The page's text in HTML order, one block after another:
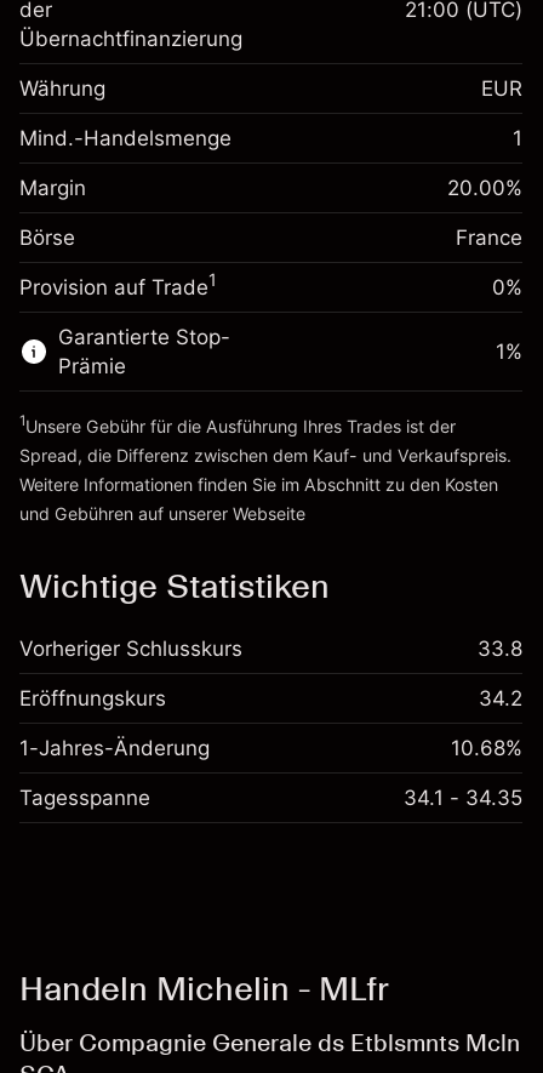
Anpassung der
Übernachtfinanzierung
Gebühren aus
Positionswert
-0.017307
%
Positionsgröße mit Hebelwirkung
~€5,000.00
Geld aus Hebelwirkung ~
Zur Plattform
Margin. Ihre Investition
Anpassung der
Übernachtfinanzierung
fremdfinanzierten
Positionswert
-0.004915
%
(-€0.25)
Positionsgröße mit Hebelwirkung
~€5,000.00
Geld aus Hebelwirkung ~
Zur Plattform
der
Übernachtfinanzierung
21:00 (UTC)
Währung EUR
Mind.-Handelsmenge 1
Margin 20.00%
Börse France
Provision auf Trade1 0%
Garantierte Stop-
Prämie
1%
1Unsere Gebühr für die Ausführung Ihres Trades ist der
Spread, die Differenz zwischen dem Kauf- und Verkaufspreis.
Weitere Informationen finden Sie im Abschnitt zu den Kosten
und Gebühren auf unserer Webseite
Wichtige Statistiken
Vorheriger Schlusskurs 33.8
Eröffnungskurs 34.2
1-Jahres-Änderung 10.68%
Tagesspanne 34.1 - 34.35
Handeln Michelin - MLfr
Über Compagnie Generale ds Etblsmnts Mcln